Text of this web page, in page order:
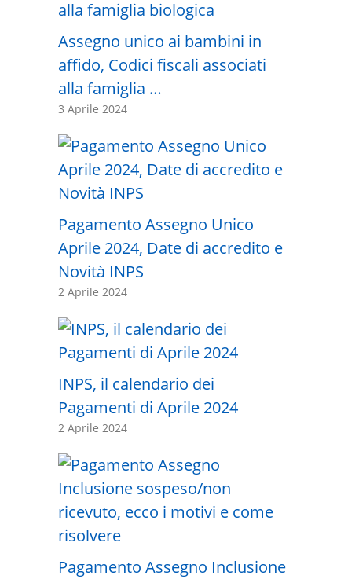
Assegno unico ai bambini in
affido, Codici fiscali associati
alla famiglia …
3 Aprile 2024
Pagamento Assegno Unico
Aprile 2024, Date di accredito e
Novità INPS
2 Aprile 2024
INPS, il calendario dei
Pagamenti di Aprile 2024
2 Aprile 2024
Pagamento Assegno Inclusione